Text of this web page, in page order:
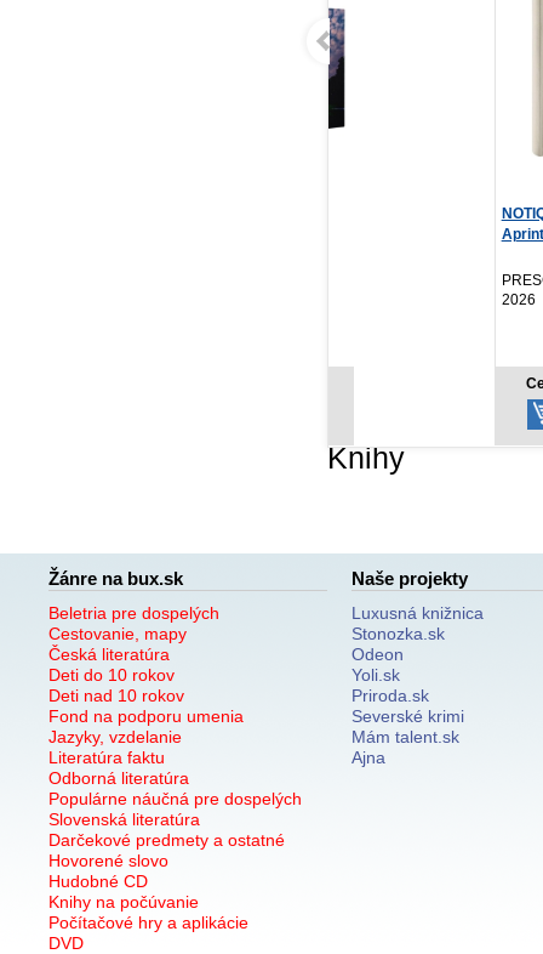
Knihy
Žánre na bux.sk
Beletria pre dospelých
Cestovanie, mapy
Česká literatúra
Deti do 10 rokov
Deti nad 10 rokov
Fond na podporu umenia
Jazyky, vzdelanie
Literatúra faktu
Odborná literatúra
Populárne náučná pre dospelých
Slovenská literatúra
Darčekové predmety a ostatné
Hovorené slovo
Hudobné CD
Knihy na počúvanie
Počítačové hry a aplikácie
DVD
Naše projekty
Luxusná knižnica
Stonozka.sk
Odeon
Yoli.sk
Priroda.sk
Severské krimi
Mám talent.sk
Ajna